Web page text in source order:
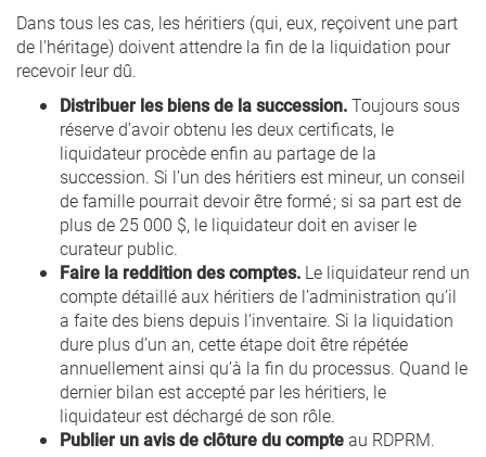
Dans tous les cas, les héritiers (qui, eux, reçoivent une part
de l’héritage) doivent attendre la fin de la liquidation pour
recevoir leur dû.
Distribuer les biens de la succession.Toujours sous
réserve d’avoir obtenu les deux certificats, le
liquidateur procède enfin au partage de la
succession. Si l’un des héritiers est mineur, un conseil
de famille pourrait devoir être formé ; si sa part est de
plus de 25 000 $, le liquidateur doit en aviser le
curateur public.
Faire la reddition des comptes. Le liquidateur rend un
compte détaillé aux héritiers de l’administration qu’il
a faite des biens depuis l’inventaire. Si la liquidation
dure plus d’un an, cette étape doit être répétée
annuellement ainsi qu’à la fin du processus. Quand le
dernier bilan est accepté par les héritiers, le
liquidateur est déchargé de son rôle.
Publier un avis de clôture du compteau RDPRM.